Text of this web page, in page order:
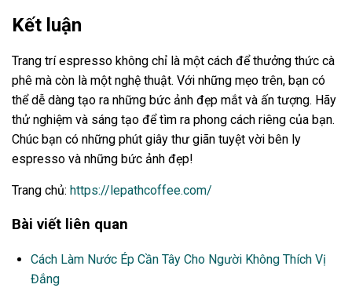
Kết luận
Trang trí espresso không chỉ là một cách để thưởng thức cà
phê mà còn là một nghệ thuật. Với những mẹo trên, bạn có
thể dễ dàng tạo ra những bức ảnh đẹp mắt và ấn tượng. Hãy
thử nghiệm và sáng tạo để tìm ra phong cách riêng của bạn.
Chúc bạn có những phút giây thư giãn tuyệt vời bên ly
espresso và những bức ảnh đẹp!
Trang chủ: https://lepathcoffee.com/
Bài viết liên quan
Cách Làm Nước Ép Cần Tây Cho Người Không Thích Vị
Đắng